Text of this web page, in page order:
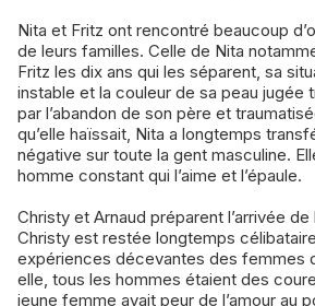
Nita et Fritz ont rencontré beaucoup
de leurs familles. Celle de Nita
Fritz les dix ans qui les séparent, sa
instable et la couleur de sa peau jugée
par l’abandon de son père et
qu’elle haïssait, Nita a longtemps
négative sur toute la gent masculine.
homme constant qui l’aime et l’épaule.
Christy et Arnaud préparent l’arrivée
Christy est restée longtemps
expériences décevantes des femmes
elle, tous les hommes étaient des
jeune femme avait peur de l’amour au